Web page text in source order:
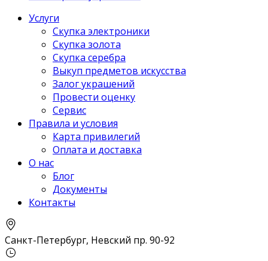
Услуги
Скупка электроники
Скупка золота
Скупка серебра
Выкуп предметов искусства
Залог украшений
Провести оценку
Сервис
Правила и условия
Карта привилегий
Оплата и доставка
О нас
Блог
Документы
Контакты
Санкт-Петербург, Невский пр. 90-92